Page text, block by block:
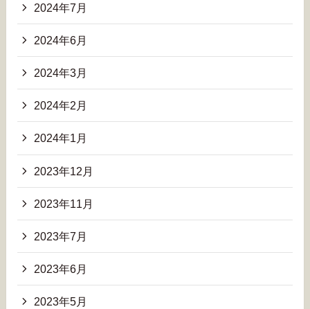
2024年7月
2024年6月
2024年3月
2024年2月
2024年1月
2023年12月
2023年11月
2023年7月
2023年6月
2023年5月